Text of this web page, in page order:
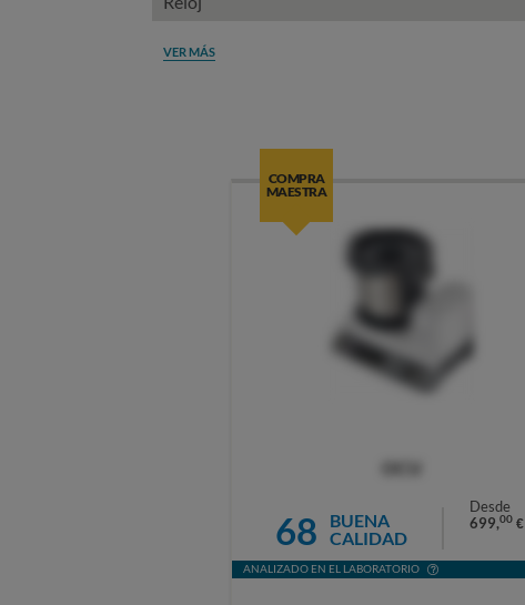
VER MÁS
COMPRA
MAESTRA
68
BUENA
CALIDAD
Desde
699,00 €
ANALIZADO EN EL LABORATORIO